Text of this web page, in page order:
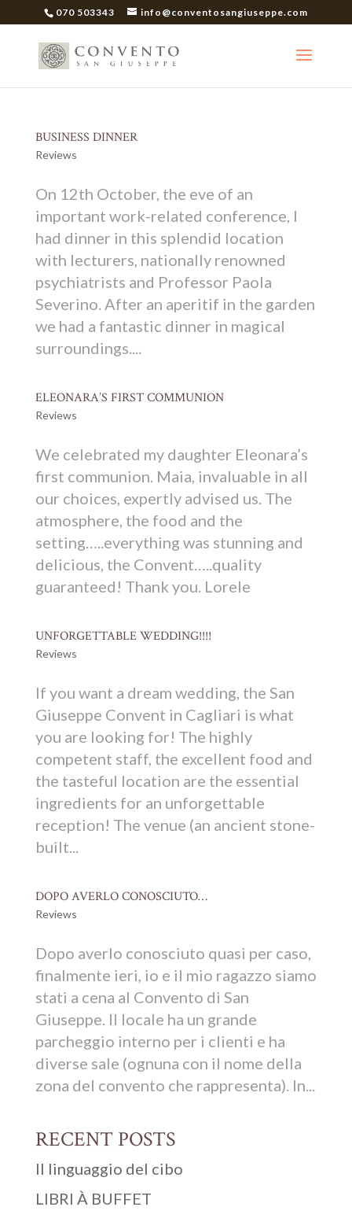
070 503343 info@conventosangiuseppe.com
BUSINESS DINNER
Reviews
On 12th October, the eve of an
important work-related conference, I
had dinner in this splendid location
with lecturers, nationally renowned
psychiatrists and Professor Paola
Severino. After an aperitif in the garden
we had a fantastic dinner in magical
surroundings....
ELEONARA’S FIRST COMMUNION
Reviews
We celebrated my daughter Eleonara’s
first communion. Maia, invaluable in all
our choices, expertly advised us. The
atmosphere, the food and the
setting…..everything was stunning and
delicious, the Convent…..quality
guaranteed! Thank you. Lorele
UNFORGETTABLE WEDDING!!!!
Reviews
If you want a dream wedding, the San
Giuseppe Convent in Cagliari is what
you are looking for! The highly
competent staff, the excellent food and
the tasteful location are the essential
ingredients for an unforgettable
reception! The venue (an ancient stone-
built...
DOPO AVERLO CONOSCIUTO…
Reviews
Dopo averlo conosciuto quasi per caso,
finalmente ieri, io e il mio ragazzo siamo
stati a cena al Convento di San
Giuseppe. Il locale ha un grande
parcheggio interno per i clienti e ha
diverse sale (ognuna con il nome della
zona del convento che rappresenta). In...
RECENT POSTS
Il linguaggio del cibo
LIBRI À BUFFET